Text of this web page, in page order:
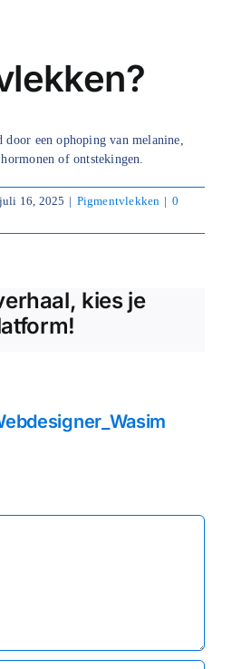
een ophoping van melanine,
of ontstekingen.
juli 16, 2025 | Pigmentvlekken | 0
kies je